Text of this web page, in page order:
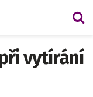
vytírání